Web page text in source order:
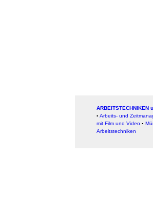
ARBEITSTECHNIKEN
▪ Arbeits- und
mit Film und Video ▪
Arbeitstechniken